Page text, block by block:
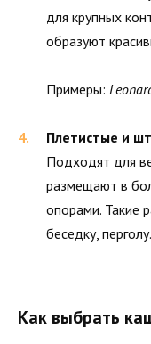
для крупных
образуют
Примеры:
Плетистые и
Подходят для
размещают в
опорами. Такие
беседку, перголу.
Как выбрать